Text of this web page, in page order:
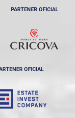
PARTENER OFICIAL
OFICIAL